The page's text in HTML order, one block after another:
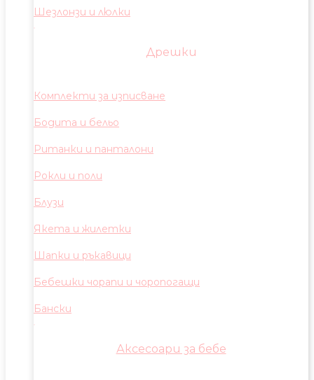
Шезлонзи и люлки
Дрешки
Комплекти за изписване
Бодита и бельо
Ританки и панталони
Рокли и поли
Блузи
Якета и жилетки
Шапки и ръкавици
Бебешки чорапи и чоропогащи
Бански
Аксесоари за бебе